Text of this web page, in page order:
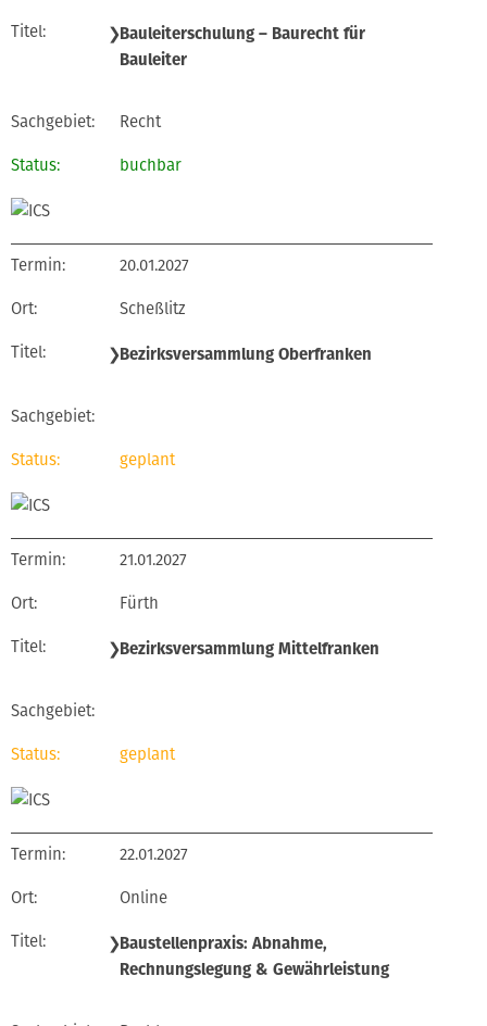
❯Bauleiterschulung – Baurecht für
Bauleiter
Recht
buchbar
20.01.2027
Scheßlitz
❯Bezirksversammlung Oberfranken
geplant
21.01.2027
Fürth
❯Bezirksversammlung Mittelfranken
geplant
22.01.2027
Online
❯Baustellenpraxis: Abnahme,
Rechnungslegung & Gewährleistung